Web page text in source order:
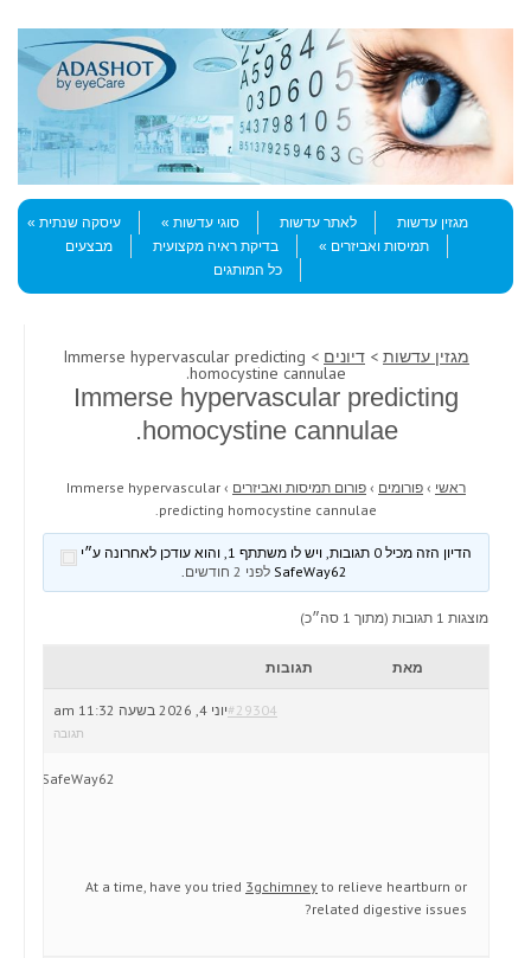
Menu
Skip to content
מגזין עדשות
לאתר עדשות סוגי עדשות
עיסקה שנתית
תמיסות ואביזרים
בדיקת ראיה מקצועית
מבצעים
כל המותגים
מגזין עדשות > דיונים > Immerse hypervascular predicting
homocystine cannulae.
Immerse hypervascular predicting
homocystine cannulae.
ראשי › פורומים › פורום תמיסות ואביזרים ›
Immerse hypervascular
predicting homocystine cannulae.
הדיון הזה מכיל 0 תגובות, ויש לו משתתף 1, והוא עודכן לאחרונה ע״י
לפני 2 חודשים .
מוצגות 1 תגובות (מתוך 1 סה״כ)
מאת תגובות
יוני 4, 2026 בשעה 11:32 am#29304
תגובה
SafeWay62
At a time, have you tried 3gchimney to relieve heartburn or
related digestive issues?